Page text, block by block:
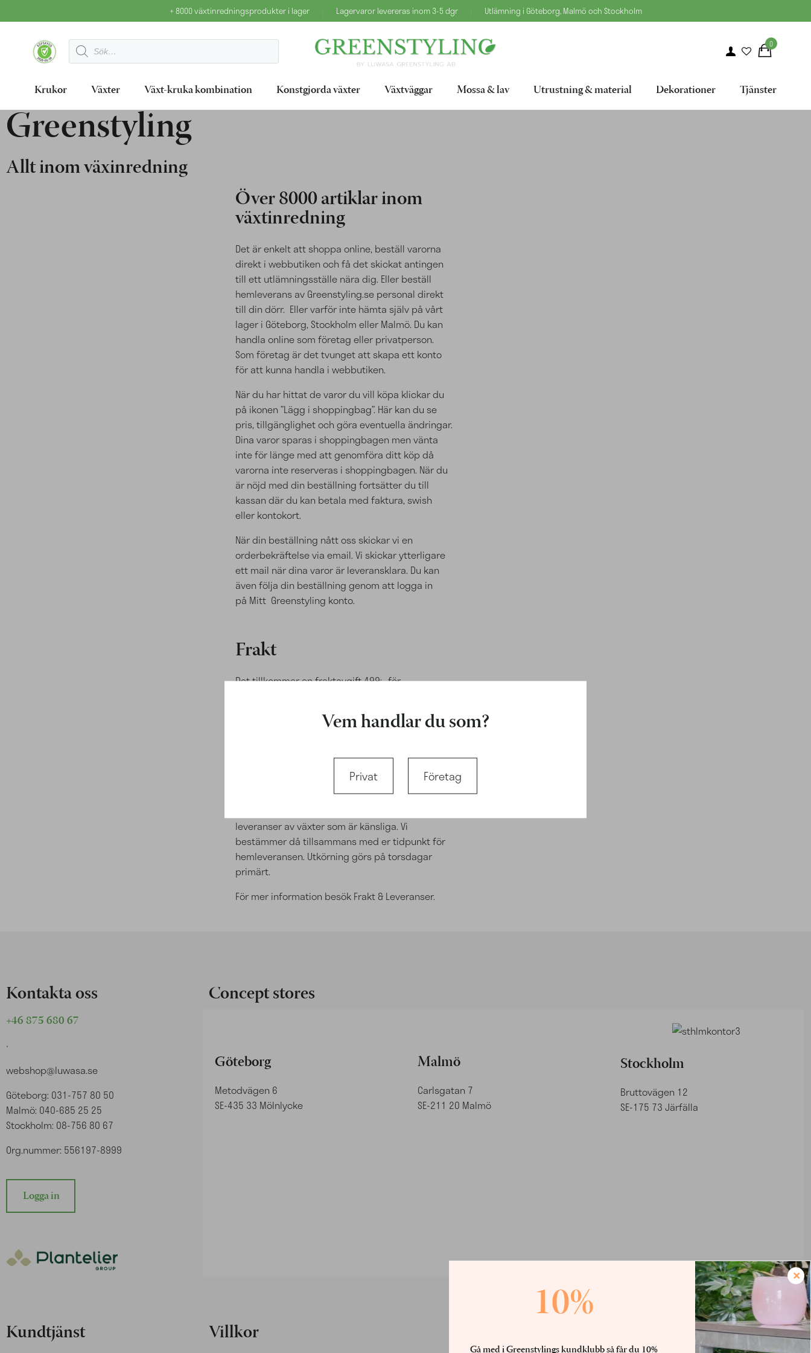
+ 8000 växtinredningsprodukter i lager Lagervaror levereras inom 3-5 dgr Utlämning i Göteborg, Malmö och Stockholm
0
Krukor Växter Växt-kruka kombination Konstgjorda växter Växtväggar Mossa & lav Utrustning & material Dekorationer Tjänster
Greenstyling
Allt inom växinredning
Över 8000 artiklar inom
växtinredning
Det är enkelt att shoppa online, beställ varorna
direkt i webbutiken och få det skickat antingen
till ett utlämningsställe nära dig. Eller beställ
hemleverans av Greenstyling.se personal direkt
till din dörr. Eller varför inte hämta själv på vårt
lager i Göteborg, Stockholm eller Malmö. Du kan
handla online som företag eller privatperson.
Som företag är det tvunget att skapa ett konto
för att kunna handla i webbutiken.
När du har hittat de varor du vill köpa klickar du
på ikonen ”Lägg i shoppingbag”. Här kan du se
pris, tillgänglighet och göra eventuella ändringar.
Dina varor sparas i shoppingbagen men vänta
inte för länge med att genomföra ditt köp då
varorna inte reserveras i shoppingbagen. När du
är nöjd med din beställning fortsätter du till
kassan där du kan betala med faktura, swish
eller kontokort.
När din beställning nått oss skickar vi en
orderbekräftelse via email. Vi skickar ytterligare
ett mail när dina varor är leveransklara. Du kan
även följa din beställning genom att logga in
på Mitt Greenstyling konto.
Frakt
Det tillkommer en fraktavgift 499:- för
på alla beställningar, beroende på paketets
storlek och vikt. Är längden eller höjden över 110
extra fraktavgift om en enskild beställning delas
Vi erbjuder hemkörning av Greenstyling.se
leveranser av växter som är känsliga. Vi
bestämmer då tillsammans med er tidpunkt för
hemleveransen. Utkörning görs på torsdagar
primärt.
För mer information besök Frakt & Leveranser.
Kontakta oss Concept stores
+46 875 680 67
.
webshop@luwasa.se
Göteborg: 031-757 80 50
Malmö: 040-685 25 25
Stockholm: 08-756 80 67
Org.nummer: 556197-8999
Logga in
Göteborg
Metodvägen 6
SE-435 33 Mölnlycke
Malmö
Carlsgatan 7
SE-211 20 Malmö
Stockholm
Bruttovägen 12
SE-175 73 Järfälla
Kundtjänst Villkor
Vem handlar du som?
Privat Företag
10%
×